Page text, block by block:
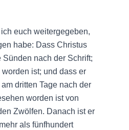
euch weitergegeben,
habe: Dass Christus
nach der Schrift;
ist; und dass er
dritten Tage nach der
worden ist von
Zwölfen. Danach ist er
als fünfhundert